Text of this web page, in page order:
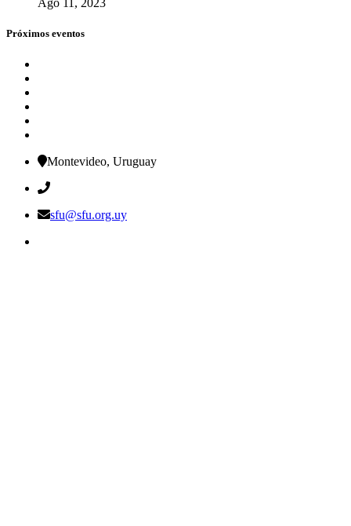
Ago 11, 2023
Próximos eventos
Montevideo, Uruguay
sfu@sfu.org.uy